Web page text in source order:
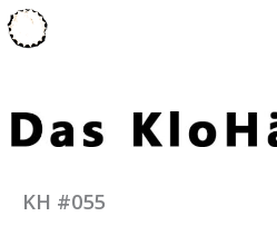
Zum
Inhalt
KH #055